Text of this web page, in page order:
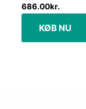
686.00kr.
KØB NU